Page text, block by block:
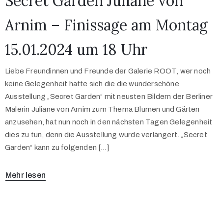
Arnim – Finissage am Montag
15.01.2024 um 18 Uhr
Liebe Freundinnen und Freunde der Galerie ROOT, wer noch
keine Gelegenheit hatte sich die die wunderschöne
Ausstellung „Secret Garden“ mit neusten Bildern der Berliner
Malerin Juliane von Arnim zum Thema Blumen und Gärten
anzusehen, hat nun noch in den nächsten Tagen Gelegenheit
dies zu tun, denn die Ausstellung wurde verlängert. „Secret
Garden“ kann zu folgenden […]
Mehr lesen